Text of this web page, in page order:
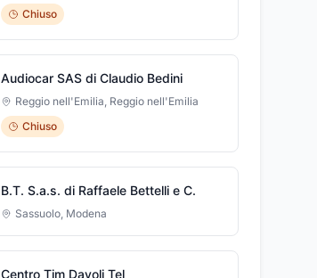
Chiuso
Audiocar SAS di Claudio Bedini
Reggio nell'Emilia, Reggio nell'Emilia
Chiuso
B.T. S.a.s. di Raffaele Bettelli e C.
Sassuolo, Modena
Centro Tim Davoli Tel